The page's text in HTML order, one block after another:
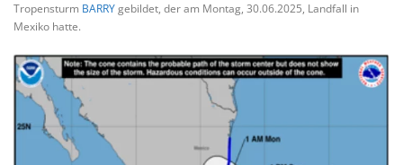
Tropensturm BARRYgebildet, der am Montag, 30.06.2025, Landfall in
Mexiko hatte.